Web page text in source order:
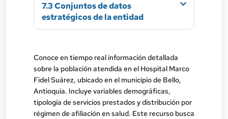
7.3 Conjuntos de datos
estratégicos de la entidad
Conoce en tiempo real información detallada
sobre la población atendida en el Hospital Marco
Fidel Suárez, ubicado en el municipio de Bello,
Antioquia. Incluye variables demográficas,
tipología de servicios prestados y distribución por
régimen de afiliación en salud. Este recurso busca